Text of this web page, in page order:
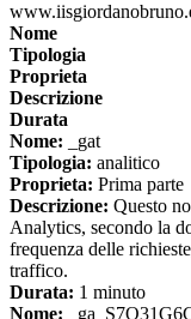
Nome
Tipologia
Proprieta
Descrizione
Durata
Nome: _gat
Tipologia: analitico
Proprieta: Prima parte
Descrizione: Questo
Analytics, secondo la
frequenza delle
traffico.
Durata: 1 minuto
Nome: